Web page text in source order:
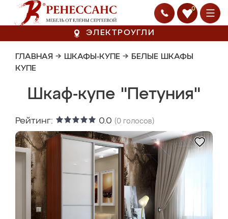
0
ЭЛЕКТРОУГЛИ
ГЛАВНАЯ → ШКАФЫ-КУПЕ → БЕЛЫЕ ШКАФЫ
КУПЕ
Шкаф-купе "Петуния"
Рейтинг: 0.0 (0 голосов)